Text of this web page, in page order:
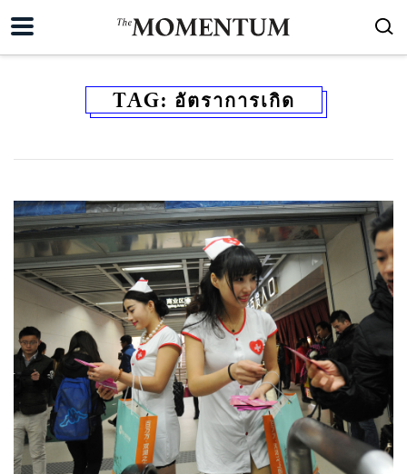
TAG: อัตราการเกิด